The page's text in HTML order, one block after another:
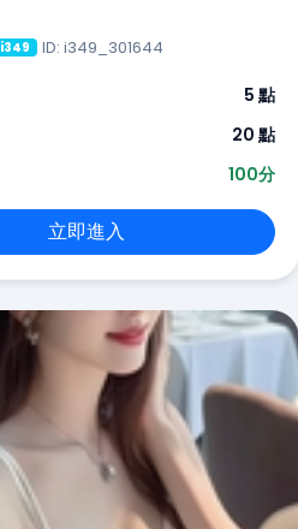
i349 ID: i349_301644
5 點
20 點
100分
立即進入